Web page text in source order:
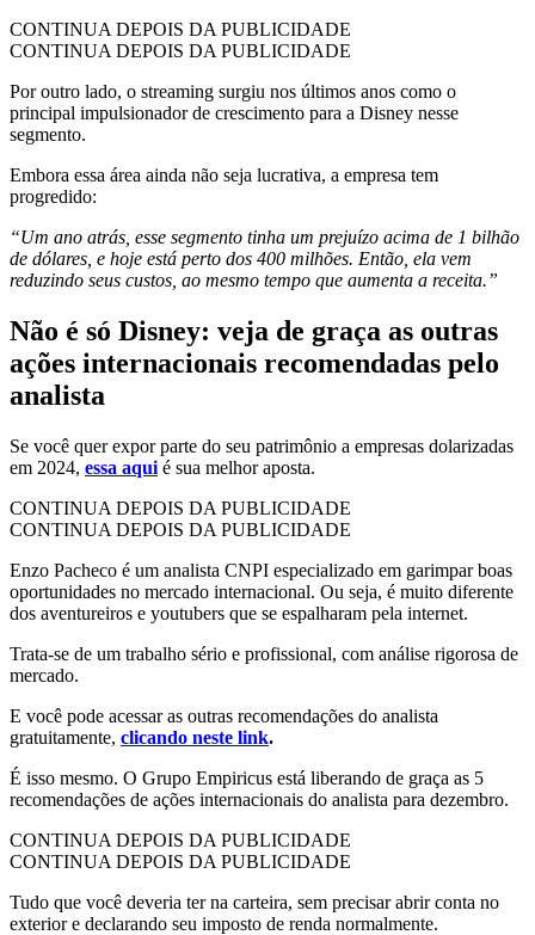
CONTINUA DEPOIS DA PUBLICIDADE
CONTINUA DEPOIS DA PUBLICIDADE
Por outro lado, o streaming surgiu nos últimos anos como o
principal impulsionador de crescimento para a Disney nesse
segmento.
Embora essa área ainda não seja lucrativa, a empresa tem
progredido:
“Um ano atrás, esse segmento tinha um prejuízo acima de 1 bilhão
de dólares, e hoje está perto dos 400 milhões. Então, ela vem
reduzindo seus custos, ao mesmo tempo que aumenta a receita.”
Não é só Disney: veja de graça as outras
ações internacionais recomendadas pelo
analista
Se você quer expor parte do seu patrimônio a empresas dolarizadas
em 2024, essa aqui é sua melhor aposta.
CONTINUA DEPOIS DA PUBLICIDADE
CONTINUA DEPOIS DA PUBLICIDADE
Enzo Pacheco é um analista CNPI especializado em garimpar boas
oportunidades no mercado internacional. Ou seja, é muito diferente
dos aventureiros e youtubers que se espalharam pela internet.
Trata-se de um trabalho sério e profissional, com análise rigorosa de
mercado.
E você pode acessar as outras recomendações do analista
gratuitamente, clicando neste link.
É isso mesmo. O Grupo Empiricus está liberando de graça as 5
recomendações de ações internacionais do analista para dezembro.
CONTINUA DEPOIS DA PUBLICIDADE
CONTINUA DEPOIS DA PUBLICIDADE
Tudo que você deveria ter na carteira, sem precisar abrir conta no
exterior e declarando seu imposto de renda normalmente.